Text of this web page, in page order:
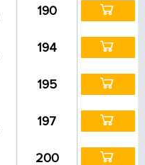
190
194
195
197
200